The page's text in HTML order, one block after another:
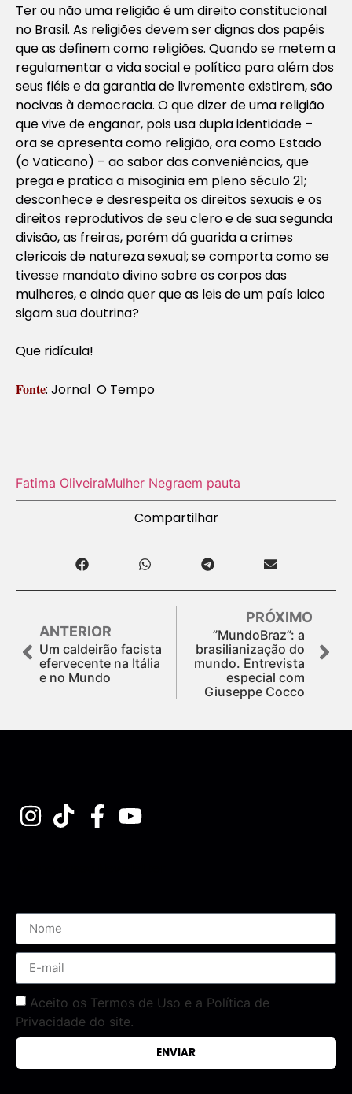
Ter ou não uma religião é um direito constitucional
no Brasil. As religiões devem ser dignas dos papéis
que as definem como religiões. Quando se metem a
regulamentar a vida social e política para além dos
seus fiéis e da garantia de livremente existirem, são
nocivas à democracia. O que dizer de uma religião
que vive de enganar, pois usa dupla identidade –
ora se apresenta como religião, ora como Estado
(o Vaticano) – ao sabor das conveniências, que
prega e pratica a misoginia em pleno século 21;
desconhece e desrespeita os direitos sexuais e os
direitos reprodutivos de seu clero e de sua segunda
divisão, as freiras, porém dá guarida a crimes
clericais de natureza sexual; se comporta como se
tivesse mandato divino sobre os corpos das
mulheres, e ainda quer que as leis de um país laico
sigam sua doutrina?
Que ridícula!
Fonte: Jornal O Tempo
Fatima OliveiraMulher Negraem pauta
Compartilhar
ANTERIOR
Um caldeirão facista
efervecente na Itália
e no Mundo
PRÓXIMO
”MundoBraz”: a
brasilianização do
mundo. Entrevista
especial com
Giuseppe Cocco
Aceito os Termos de Uso e a Política de
Privacidade do site.
ENVIAR